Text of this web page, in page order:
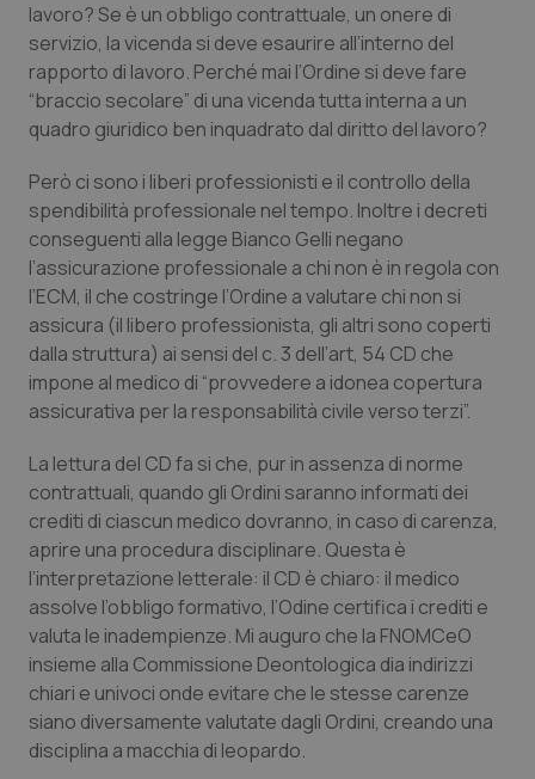
Oncologia & Nutrizione
Psoriasi & pelle
Quotidiano Cardiologia
Quotidiano Chirurgia
Quotidiano Oncologia
Quotidiano Pediatria
Rene & patologie urogenitali
Salute orale & impianti
Sangue & coagulazione
Tiroide
Tumore al seno
Tumore ovarico
Tumori del Polmone & Testa Collo
lavoro? Se è un obbligo contrattuale, un onere di
servizio, la vicenda si deve esaurire all’interno del
rapporto di lavoro. Perché mai l’Ordine si deve fare
“braccio secolare” di una vicenda tutta interna a un
quadro giuridico ben inquadrato dal diritto del lavoro?
Però ci sono i liberi professionisti e il controllo della
spendibilità professionale nel tempo. Inoltre i decreti
conseguenti alla legge Bianco Gelli negano
l’assicurazione professionale a chi non è in regola con
l’ECM, il che costringe l’Ordine a valutare chi non si
assicura (il libero professionista, gli altri sono coperti
dalla struttura) ai sensi del c. 3 dell’art, 54 CD che
impone al medico di “provvedere a idonea copertura
assicurativa per la responsabilità civile verso terzi”.
La lettura del CD fa si che, pur in assenza di norme
contrattuali, quando gli Ordini saranno informati dei
crediti di ciascun medico dovranno, in caso di carenza,
aprire una procedura disciplinare. Questa è
l’interpretazione letterale: il CD è chiaro: il medico
assolve l’obbligo formativo, l’Odine certifica i crediti e
valuta le inadempienze. Mi auguro che la FNOMCeO
insieme alla Commissione Deontologica dia indirizzi
chiari e univoci onde evitare che le stesse carenze
siano diversamente valutate dagli Ordini, creando una
disciplina a macchia di leopardo.